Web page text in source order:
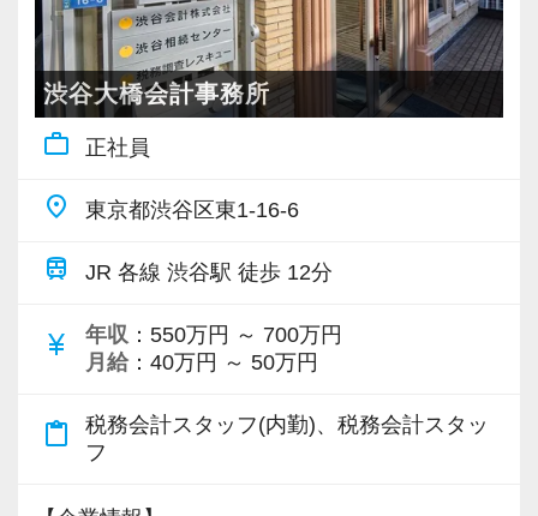
敗を恐れずに目標に向かってチャレンジするこ
とができます。
【現役スタッフの声】
ことができませんでした。
代表が高齢で新しいお客様も増えず、自分の今
後のキャリアを考えて転職を決意し、当社に入
社しました。
現在は、渋谷オフィスの責任者として一つの拠
積極的に手を挙げるアクティブな人には向いて
最初は簡単な事務作業からスタートし、慣れて
きたら会計・税務のサポート業務にもチャレン
ジできます。
「できること」が少しずつ増えていく楽しさを
感じられる仕事です。特別な才能や経験は必要
ありません。
大切なのは、「少しずつでも成長したい」とい
う気持ちです。
自信にもつながっていきます。
困ったときは自然と声を掛け合い、お互いにフ
ォローし合う風土があります。
一人で抱え込まず、安心して働ける環境です。
渋谷大橋会計事務所
work_outline 正社員
place 東京都渋谷区東1-16-6
train JR 各線 渋谷駅 徒歩 12分
currency_yen 年収 ：550万円 ～ 700万円
月給 ：40万円 ～ 50万円
content_paste
税務会計スタッフ(内勤)、税務会計スタッ
フ